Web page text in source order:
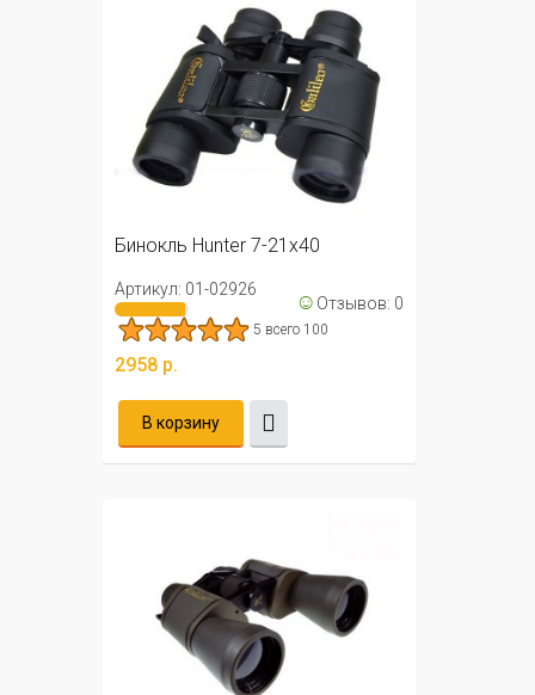
Бинокль Hunter 7-21х40
Артикул: 01-02926 ☺ Отзывов: 0
5 всего 100
2958 р.
В корзину